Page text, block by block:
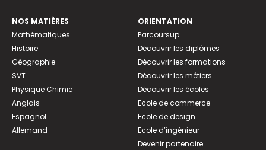
NOS MATIÈRES
Mathématiques
Histoire
Géographie
SVT
Physique Chimie
Anglais
Espagnol
Allemand
ORIENTATION
Parcoursup
Découvrir les diplômes
Découvrir les formations
Découvrir les métiers
Découvrir les écoles
Ecole de commerce
Ecole de design
Ecole d’ingénieur
Devenir partenaire